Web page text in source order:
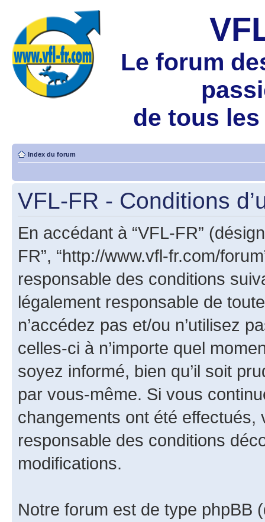
Le forum
de tous
Index du forum
VFL-FR - Conditions
En accédant à “VFL-FR”
FR”, “http://www.vfl-fr.com/
responsable des conditions
légalement responsable de
n’accédez pas et/ou n’utilisez
celles-ci à n’importe quel
soyez informé, bien qu’il soit
par vous-même. Si vous
changements ont été effectués,
responsable des conditions
modifications.
Notre forum est de type phpBB